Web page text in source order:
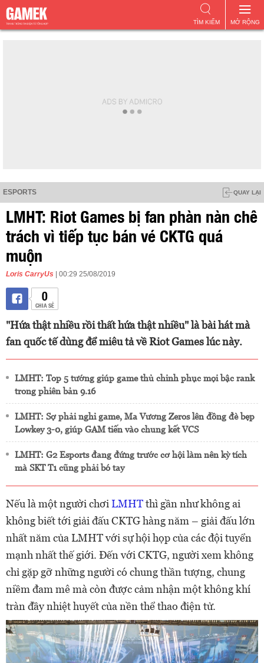
MỞ RỘNG
TÌM KIẾM
ESPORTS QUAY LẠI
LMHT: Riot Games bị fan phàn nàn chê
trách vì tiếp tục bán vé CKTG quá
muộn
Loris CarryUs | 00:29 25/08/2019
0
CHIA SẺ
"Hứa thật nhiều rồi thất hứa thật nhiều" là bài hát mà
fan quốc tế dùng để miêu tả về Riot Games lúc này.
LMHT: Top 5 tướng giúp game thủ chinh phục mọi bậc rank
trong phiên bản 9.16
LMHT: Sợ phải nghỉ game, Ma Vương Zeros lên đồng đè bẹp
Lowkey 3-0, giúp GAM tiến vào chung kết VCS
LMHT: G2 Esports đang đứng trước cơ hội làm nên kỳ tích
mà SKT T1 cũng phải bó tay
Nếu là một người chơi LMHTthì gần như không ai
không biết tới giải đấu CKTG hàng năm – giải đấu lớn
nhất năm của LMHT với sự hội họp của các đội tuyển
mạnh nhất thế giới. Đến với CKTG, người xem không
chỉ gặp gỡ những người có chung thần tượng, chung
niềm đam mê mà còn được cảm nhận một không khí
tràn đầy nhiệt huyết của nền thể thao điện tử.